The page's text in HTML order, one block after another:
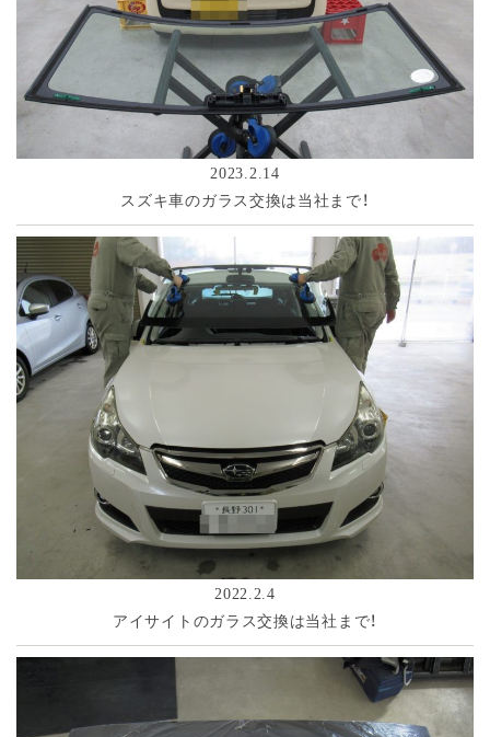
2023.2.14
スズキ車のガラス交換は当社まで！
2022.2.4
アイサイトのガラス交換は当社まで！